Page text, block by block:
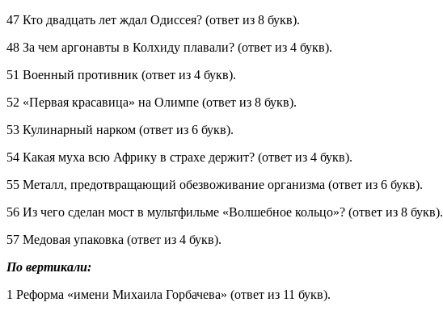
47 Кто двадцать лет ждал Одиссея? (ответ из 8 букв).
48 За чем аргонавты в Колхиду плавали? (ответ из 4 букв).
51 Военный противник (ответ из 4 букв).
52 «Первая красавица» на Олимпе (ответ из 8 букв).
53 Кулинарный нарком (ответ из 6 букв).
54 Какая муха всю Африку в страхе держит? (ответ из 4 букв).
55 Металл, предотвращающий обезвоживание организма (ответ из 6 букв).
56 Из чего сделан мост в мультфильме «Волшебное кольцо»? (ответ из 8 букв).
57 Медовая упаковка (ответ из 4 букв).
По вертикали:
1 Реформа «имени Михаила Горбачева» (ответ из 11 букв).